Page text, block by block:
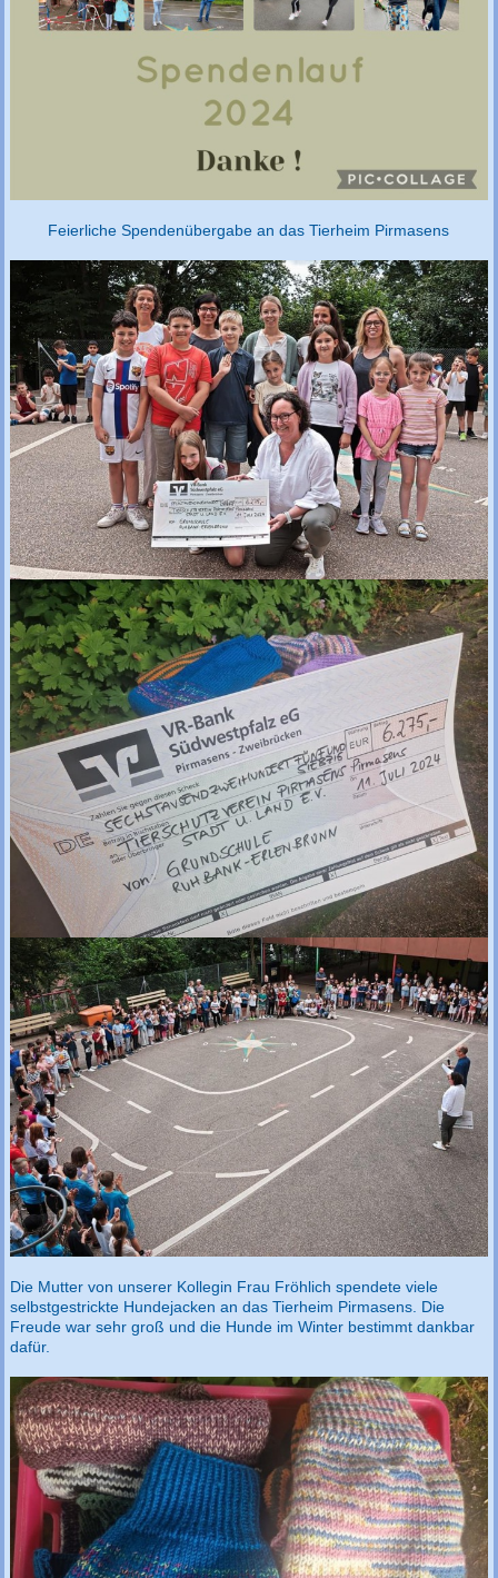
Feierliche Spendenübergabe an das Tierheim Pirmasens
Die Mutter von unserer Kollegin Frau Fröhlich spendete viele
selbstgestrickte Hundejacken an das Tierheim Pirmasens. Die
Freude war sehr groß und die Hunde im Winter bestimmt dankbar
dafür.